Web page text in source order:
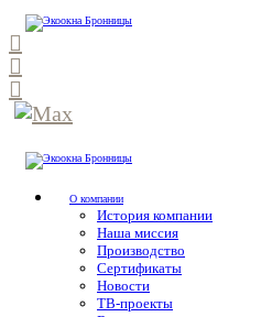
О компании
История компании
Наша миссия
Производство
Сертификаты
Новости
ТВ-проекты